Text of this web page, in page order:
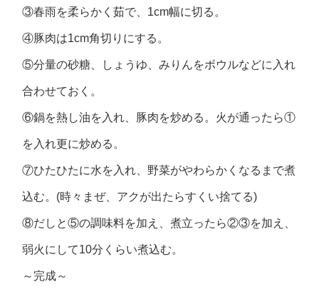
③春雨を柔らかく茹で、1cm幅に切る。
④豚肉は1cm角切りにする。
⑤分量の砂糖、しょうゆ、みりんをボウルなどに入れ
合わせておく。
⑥鍋を熱し油を入れ、豚肉を炒める。火が通ったら①
を入れ更に炒める。
⑦ひたひたに水を入れ、野菜がやわらかくなるまで煮
込む。(時々まぜ、アクが出たらすくい捨てる)
⑧だしと⑤の調味料を加え、煮立ったら②③を加え、
弱火にして10分くらい煮込む。
～完成～